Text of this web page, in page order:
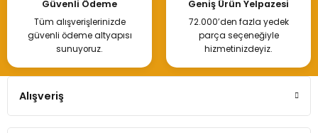
Güvenli Ödeme
Tüm alışverişlerinizde
güvenli ödeme altyapısı
sunuyoruz.
Geniş Ürün Yelpazesi
72.000’den fazla yedek
parça seçeneğiyle
hizmetinizdeyiz.
Alışveriş